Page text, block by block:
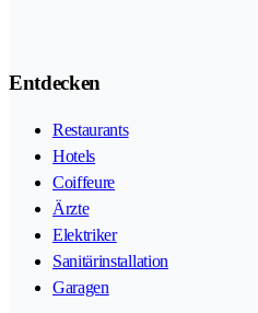
Entdecken
Restaurants
Hotels
Coiffeure
Ärzte
Elektriker
Sanitärinstallation
Garagen